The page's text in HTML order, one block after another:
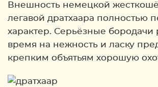
Внешность немецкой
легавой дратхаара полностью
характер. Серьёзные бородачи
время на нежность и ласку
крепким объятьям хорошую